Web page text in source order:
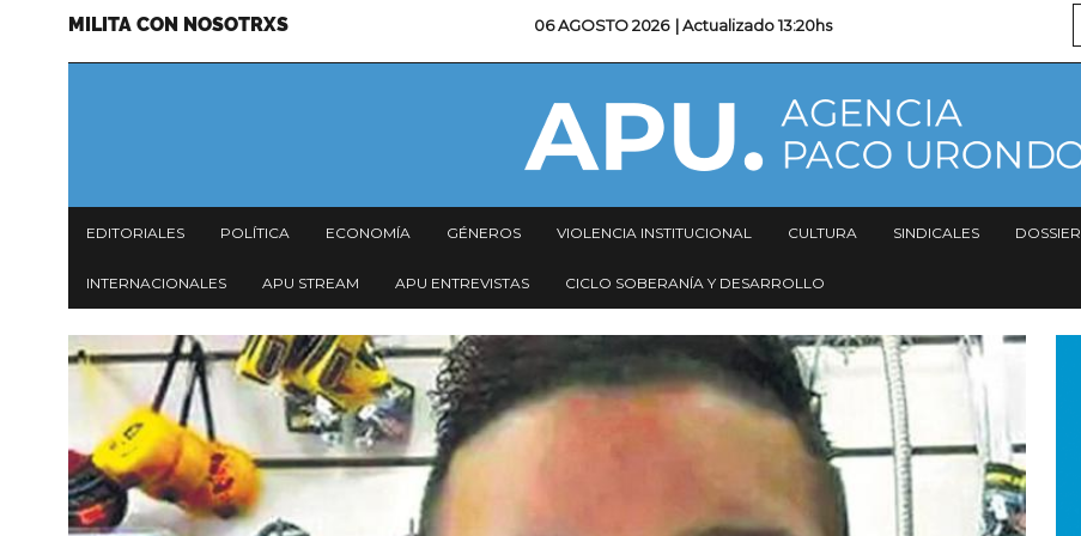
Menu
MILITA CON NOSOTRXS 06 AGOSTO 2026 | Actualizado13:20hs
Navegación
principal
EDITORIALES POLÍTICA ECONOMÍA GÉNEROS VIOLENCIA INSTITUCIONAL CULTURA SINDICALES DOSSIER
INTERNACIONALES APU STREAM APU ENTREVISTAS CICLO SOBERANÍA Y DESARROLLO
Imagen